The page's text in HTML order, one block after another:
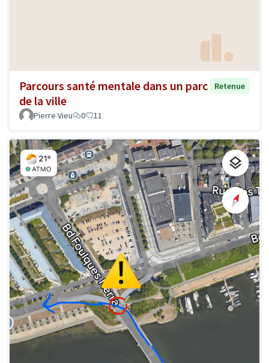
Parcours santé mentale dans un parc
de la ville
Retenue
Pierre Vieu 0 11